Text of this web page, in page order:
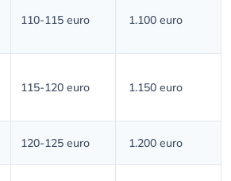
110-115 euro 1.100 euro
115-120 euro 1.150 euro
120-125 euro 1.200 euro